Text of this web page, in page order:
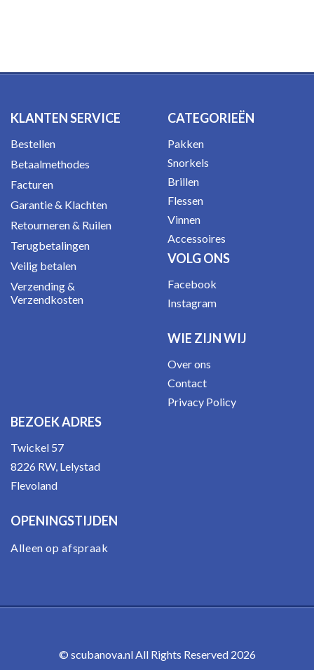
KLANTEN SERVICE
Bestellen
Betaalmethodes
Facturen
Garantie & Klachten
Retourneren & Ruilen
Terugbetalingen
Veilig betalen
Verzending &
Verzendkosten
CATEGORIEËN
Pakken
Snorkels
Brillen
Flessen
Vinnen
Accessoires
VOLG ONS
Facebook
Instagram
WIE ZIJN WIJ
Over ons
Contact
Privacy Policy
BEZOEK ADRES
Twickel 57
8226 RW, Lelystad
Flevoland
OPENINGSTIJDEN
Alleen op afspraak
© scubanova.nl All Rights Reserved 2026